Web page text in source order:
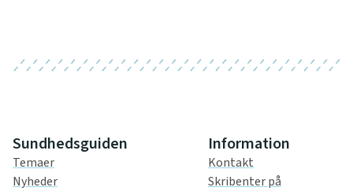
Sundhedsguiden
Temaer
Nyheder
Information
Kontakt
Skribenter på